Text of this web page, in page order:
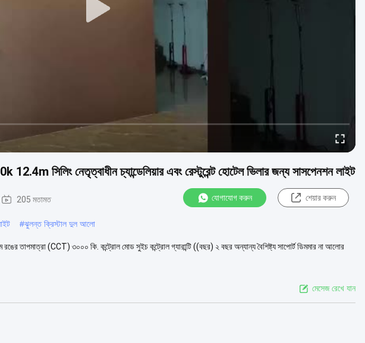
সিলিং নেতৃত্বাধীন চ্যান্ডেলিয়ার এবং রেস্টুরেন্ট হোটেল ভিলার জন্য সাসপেনশন লাইট
205 মতামত যোগাযোগ করুন শেয়ার করুন
#ঝুলন্ত ক্রিস্টাল দুল আলো
রঙের তাপমাত্রা (CCT) ৩০০০ কি. কন্ট্রোল মোড সুইচ কন্ট্রোল গ্যারান্টি ((বছর) ২ বছর অন্যান্য বৈশিষ্ট্য সাপোর্ট ডিমমার না আলোর
মেসেজ রেখে যান